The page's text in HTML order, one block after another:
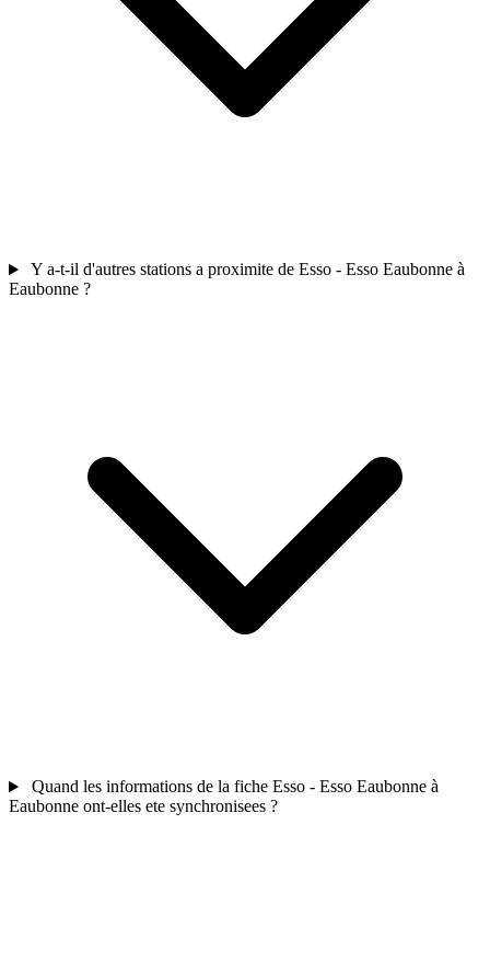
Y a-t-il d'autres stations a proximite de Esso - Esso Eaubonne à
Eaubonne ?
Quand les informations de la fiche Esso - Esso Eaubonne à
Eaubonne ont-elles ete synchronisees ?